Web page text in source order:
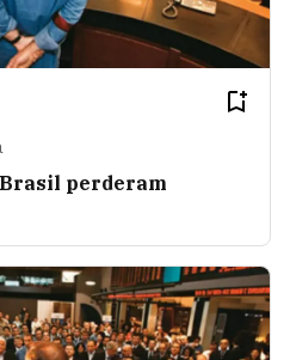
perderam